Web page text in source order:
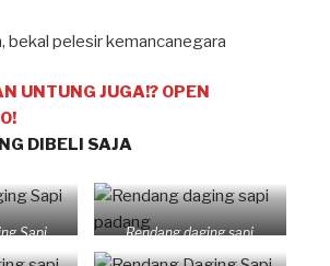
bekal pelesir kemancanegara
UNTUNG JUGA!? OPEN
DIBELI SAJA
Sapi
Rendang daging sapi
padang